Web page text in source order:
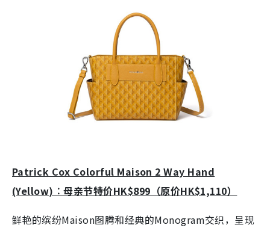
Patrick Cox Colorful Maison 2 Way Hand
(Yellow)︰母亲节特价HK$899（原价HK$1,110）
鲜艳的缤纷Maison图腾和经典的Monogram交织，呈现